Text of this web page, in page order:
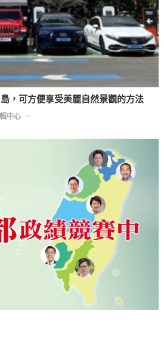
，可方便享受美麗自然景觀的方法
中心